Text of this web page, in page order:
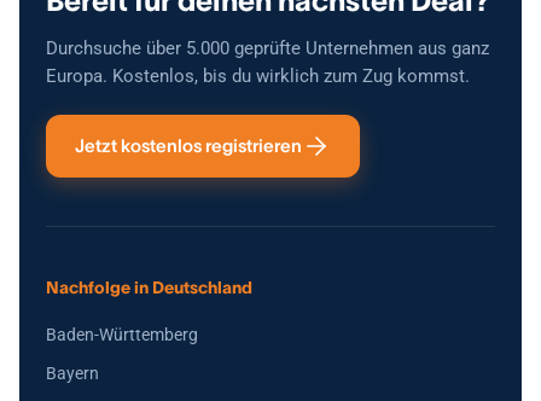
Durchsuche über 5.000 geprüfte Unternehmen aus ganz
Europa. Kostenlos, bis du wirklich zum Zug kommst.
Jetzt kostenlos registrieren
Nachfolge in Deutschland
Baden-Württemberg
Bayern